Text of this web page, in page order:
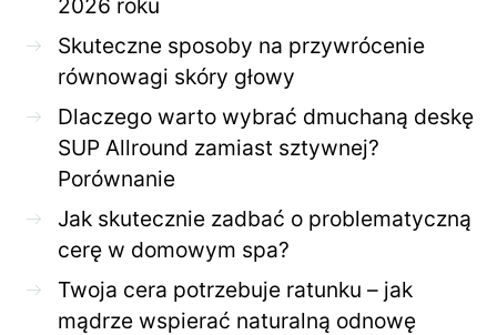
2026 roku
Skuteczne sposoby na przywrócenie
równowagi skóry głowy
Dlaczego warto wybrać dmuchaną deskę
SUP Allround zamiast sztywnej?
Porównanie
Jak skutecznie zadbać o problematyczną
cerę w domowym spa?
Twoja cera potrzebuje ratunku – jak
mądrze wspierać naturalną odnowę